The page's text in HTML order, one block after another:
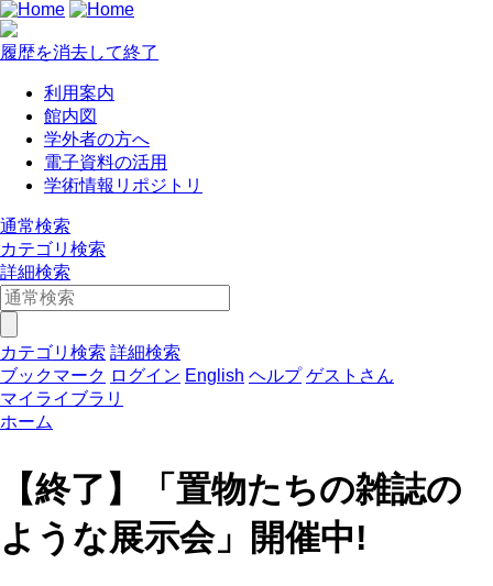
履歴を消去して終了
利用案内
館内図
学外者の方へ
電子資料の活用
学術情報リポジトリ
通常検索
カテゴリ検索
詳細検索
カテゴリ検索 詳細検索
ブックマーク ログイン English ヘルプ ゲストさん
マイライブラリ
ホーム
【終了】「置物たちの雑誌の
ような展示会」開催中!